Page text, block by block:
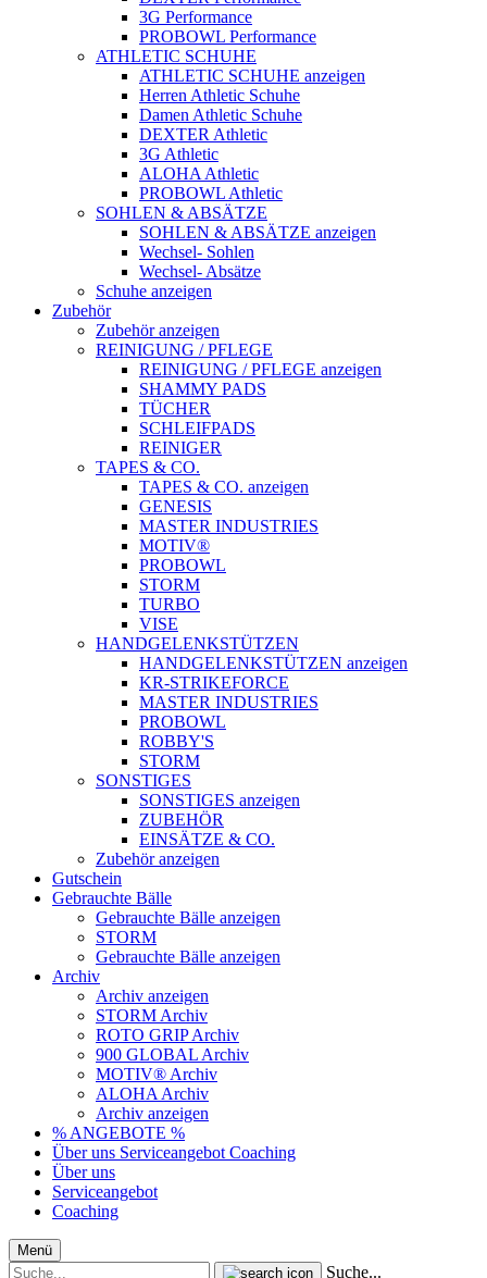
3G Performance
PROBOWL Performance
ATHLETIC SCHUHE
ATHLETIC SCHUHE anzeigen
Herren Athletic Schuhe
Damen Athletic Schuhe
DEXTER Athletic
3G Athletic
ALOHA Athletic
PROBOWL Athletic
SOHLEN & ABSÄTZE
SOHLEN & ABSÄTZE anzeigen
Wechsel- Sohlen
Wechsel- Absätze
Schuhe anzeigen
Zubehör
Zubehör anzeigen
REINIGUNG / PFLEGE
REINIGUNG / PFLEGE anzeigen
SHAMMY PADS
TÜCHER
SCHLEIFPADS
REINIGER
TAPES & CO.
TAPES & CO. anzeigen
GENESIS
MASTER INDUSTRIES
MOTIV®
PROBOWL
STORM
TURBO
VISE
HANDGELENKSTÜTZEN
HANDGELENKSTÜTZEN anzeigen
KR-STRIKEFORCE
MASTER INDUSTRIES
PROBOWL
ROBBY'S
STORM
SONSTIGES
SONSTIGES anzeigen
ZUBEHÖR
EINSÄTZE & CO.
Zubehör anzeigen
Gutschein
Gebrauchte Bälle
Gebrauchte Bälle anzeigen
STORM
Gebrauchte Bälle anzeigen
Archiv
Archiv anzeigen
STORM Archiv
ROTO GRIP Archiv
900 GLOBAL Archiv
MOTIV® Archiv
ALOHA Archiv
Archiv anzeigen
% ANGEBOTE %
Über uns Serviceangebot Coaching
Über uns
Serviceangebot
Coaching
Menü
Suche...